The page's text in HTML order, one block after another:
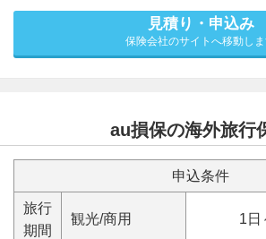
見積り・申込み
保険会社のサイトへ移動し
au損保の海外旅行
申込条件
旅行
期間
観光/商用 1日